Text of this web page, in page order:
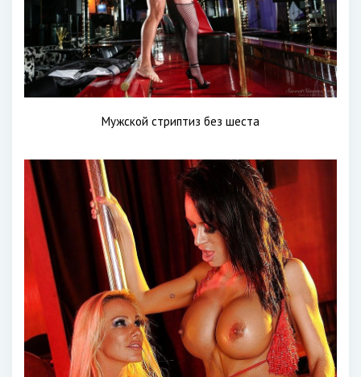
Мужской стриптиз без шеста